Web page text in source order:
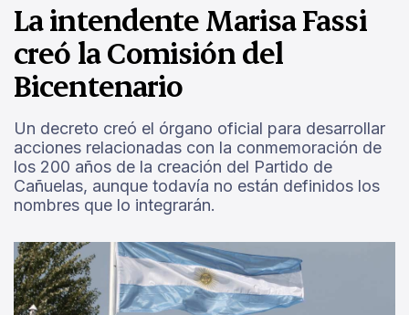
La intendente Marisa Fassi
creó la Comisión del
Bicentenario
Un decreto creó el órgano oficial para desarrollar
acciones relacionadas con la conmemoración de
los 200 años de la creación del Partido de
Cañuelas, aunque todavía no están definidos los
nombres que lo integrarán.